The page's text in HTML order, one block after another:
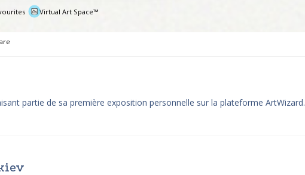
Virtual Art Space™
partie de sa première exposition personnelle sur la plateforme ArtWizard.